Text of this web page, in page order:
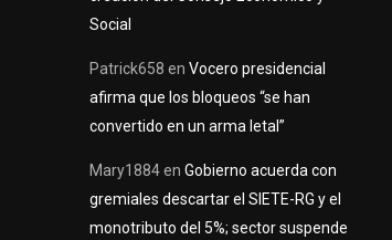
Social
Patrick658 en Vocero presidencial
afirma que los bloqueos “se han
convertido en un arma letal”
Mary1884en Gobierno acuerda con
gremiales descartar el SIETE-RG y el
monotributo del 5%; sector suspende